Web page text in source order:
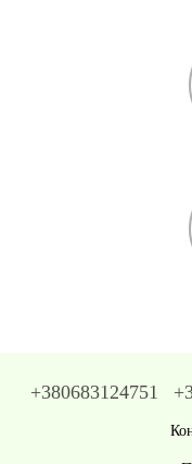
+380683124751